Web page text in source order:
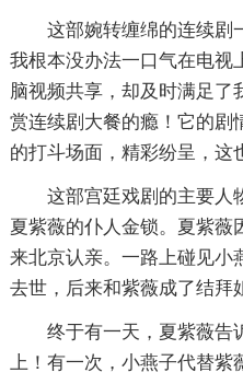
这部婉转缠绵的连续剧
我根本没办法一口气在电视
脑视频共享，却及时满足了
赏连续剧大餐的瘾！它的剧
的打斗场面，精彩纷呈，这
这部宫廷戏剧的主要人
夏紫薇的仆人金锁。夏紫薇
来北京认亲。一路上碰见小
去世，后来和紫薇成了结拜
终于有一天，夏紫薇告
上！有一次，小燕子代替紫